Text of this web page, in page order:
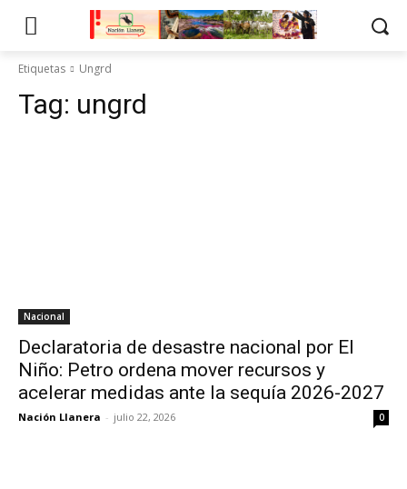
Etiquetas Ungrd
Tag: ungrd
Nacional
Declaratoria de desastre nacional por El
Niño: Petro ordena mover recursos y
acelerar medidas ante la sequía 2026-2027
Nación Llanera - julio 22, 2026 0